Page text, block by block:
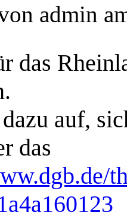
admin
das
auf,
das